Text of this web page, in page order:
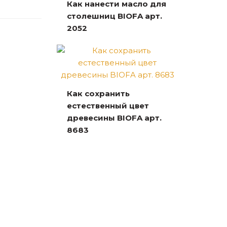
Как нанести масло для
столешниц BIOFA арт.
2052
Как сохранить
естественный цвет
древесины BIOFA арт.
8683